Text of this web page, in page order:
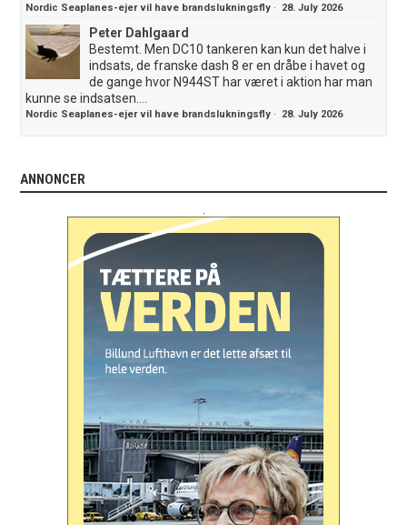
Nordic Seaplanes-ejer vil have brandslukningsfly · 28. July 2026
Peter Dahlgaard
Bestemt. Men DC10 tankeren kan kun det halve i
indsats, de franske dash 8 er en dråbe i havet og
de gange hvor N944ST har været i aktion har man
kunne se indsatsen....
Nordic Seaplanes-ejer vil have brandslukningsfly · 28. July 2026
ANNONCER